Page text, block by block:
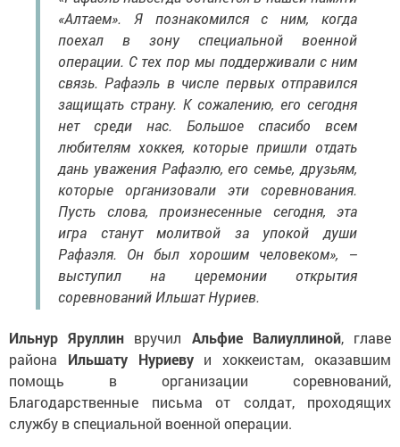
«Алтаем». Я познакомился с ним, когда
поехал в зону специальной военной
операции. С тех пор мы поддерживали с ним
связь. Рафаэль в числе первых отправился
защищать страну. К сожалению, его сегодня
нет среди нас. Большое спасибо всем
любителям хоккея, которые пришли отдать
дань уважения Рафаэлю, его семье, друзьям,
которые организовали эти соревнования.
Пусть слова, произнесенные сегодня, эта
игра станут молитвой за упокой души
Рафаэля. Он был хорошим человеком», –
выступил на церемонии открытия
соревнований Ильшат Нуриев.
Ильнур Яруллин вручил Альфие Валиуллиной, главе
района Ильшату Нуриевуи хоккеистам, оказавшим
помощь в организации соревнований,
Благодарственные письма от солдат, проходящих
службу в специальной военной операции.